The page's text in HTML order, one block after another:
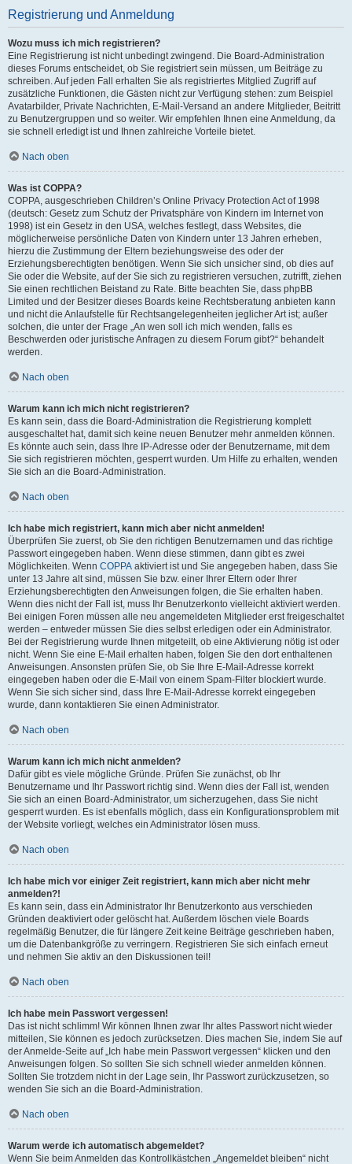
Registrierung und Anmeldung
Wozu muss ich mich registrieren?
Eine Registrierung ist nicht unbedingt zwingend. Die Board-Administration
dieses Forums entscheidet, ob Sie registriert sein müssen, um Beiträge zu
schreiben. Auf jeden Fall erhalten Sie als registriertes Mitglied Zugriff auf
zusätzliche Funktionen, die Gästen nicht zur Verfügung stehen: zum Beispiel
Avatarbilder, Private Nachrichten, E-Mail-Versand an andere Mitglieder, Beitritt
zu Benutzergruppen und so weiter. Wir empfehlen Ihnen eine Anmeldung, da
sie schnell erledigt ist und Ihnen zahlreiche Vorteile bietet.
Nach oben
Was ist COPPA?
COPPA, ausgeschrieben Children’s Online Privacy Protection Act of 1998
(deutsch: Gesetz zum Schutz der Privatsphäre von Kindern im Internet von
1998) ist ein Gesetz in den USA, welches festlegt, dass Websites, die
möglicherweise persönliche Daten von Kindern unter 13 Jahren erheben,
hierzu die Zustimmung der Eltern beziehungsweise des oder der
Erziehungsberechtigten benötigen. Wenn Sie sich unsicher sind, ob dies auf
Sie oder die Website, auf der Sie sich zu registrieren versuchen, zutrifft, ziehen
Sie einen rechtlichen Beistand zu Rate. Bitte beachten Sie, dass phpBB
Limited und der Besitzer dieses Boards keine Rechtsberatung anbieten kann
und nicht die Anlaufstelle für Rechtsangelegenheiten jeglicher Art ist; außer
solchen, die unter der Frage „An wen soll ich mich wenden, falls es
Beschwerden oder juristische Anfragen zu diesem Forum gibt?“ behandelt
werden.
Nach oben
Warum kann ich mich nicht registrieren?
Es kann sein, dass die Board-Administration die Registrierung komplett
ausgeschaltet hat, damit sich keine neuen Benutzer mehr anmelden können.
Es könnte auch sein, dass Ihre IP-Adresse oder der Benutzername, mit dem
Sie sich registrieren möchten, gesperrt wurden. Um Hilfe zu erhalten, wenden
Sie sich an die Board-Administration.
Nach oben
Ich habe mich registriert, kann mich aber nicht anmelden!
Überprüfen Sie zuerst, ob Sie den richtigen Benutzernamen und das richtige
Passwort eingegeben haben. Wenn diese stimmen, dann gibt es zwei
Möglichkeiten. Wenn COPPA aktiviert ist und Sie angegeben haben, dass Sie
unter 13 Jahre alt sind, müssen Sie bzw. einer Ihrer Eltern oder Ihrer
Erziehungsberechtigten den Anweisungen folgen, die Sie erhalten haben.
Wenn dies nicht der Fall ist, muss Ihr Benutzerkonto vielleicht aktiviert werden.
Bei einigen Foren müssen alle neu angemeldeten Mitglieder erst freigeschaltet
werden – entweder müssen Sie dies selbst erledigen oder ein Administrator.
Bei der Registrierung wurde Ihnen mitgeteilt, ob eine Aktivierung nötig ist oder
nicht. Wenn Sie eine E-Mail erhalten haben, folgen Sie den dort enthaltenen
Anweisungen. Ansonsten prüfen Sie, ob Sie Ihre E-Mail-Adresse korrekt
eingegeben haben oder die E-Mail von einem Spam-Filter blockiert wurde.
Wenn Sie sich sicher sind, dass Ihre E-Mail-Adresse korrekt eingegeben
wurde, dann kontaktieren Sie einen Administrator.
Nach oben
Warum kann ich mich nicht anmelden?
Dafür gibt es viele mögliche Gründe. Prüfen Sie zunächst, ob Ihr
Benutzername und Ihr Passwort richtig sind. Wenn dies der Fall ist, wenden
Sie sich an einen Board-Administrator, um sicherzugehen, dass Sie nicht
gesperrt wurden. Es ist ebenfalls möglich, dass ein Konfigurationsproblem mit
der Website vorliegt, welches ein Administrator lösen muss.
Nach oben
Ich habe mich vor einiger Zeit registriert, kann mich aber nicht mehr
anmelden?!
Es kann sein, dass ein Administrator Ihr Benutzerkonto aus verschieden
Gründen deaktiviert oder gelöscht hat. Außerdem löschen viele Boards
regelmäßig Benutzer, die für längere Zeit keine Beiträge geschrieben haben,
um die Datenbankgröße zu verringern. Registrieren Sie sich einfach erneut
und nehmen Sie aktiv an den Diskussionen teil!
Nach oben
Ich habe mein Passwort vergessen!
Das ist nicht schlimm! Wir können Ihnen zwar Ihr altes Passwort nicht wieder
mitteilen, Sie können es jedoch zurücksetzen. Dies machen Sie, indem Sie auf
der Anmelde-Seite auf „Ich habe mein Passwort vergessen“ klicken und den
Anweisungen folgen. So sollten Sie sich schnell wieder anmelden können.
Sollten Sie trotzdem nicht in der Lage sein, Ihr Passwort zurückzusetzen, so
wenden Sie sich an die Board-Administration.
Nach oben
Warum werde ich automatisch abgemeldet?
Wenn Sie beim Anmelden das Kontrollkästchen „Angemeldet bleiben“ nicht